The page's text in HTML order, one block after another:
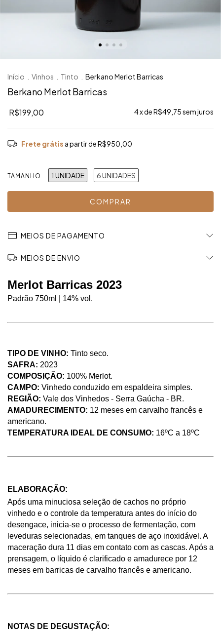
Início Vinhos Tinto Berkano Merlot Barricas
Berkano Merlot Barricas
R$199,00 4x deR$49,75sem juros
Frete grátis a partir deR$950,00
TAMANHO 1 UNIDADE 6 UNIDADES
MEIOS DE PAGAMENTO
MEIOS DE ENVIO
Merlot Barricas 2023
Padrão 750ml | 14% vol.
TIPO DE VINHO: Tinto seco.
SAFRA: 2023
COMPOSIÇÃO: 100% Merlot.
CAMPO: Vinhedo conduzido em espaldeira simples.
REGIÃO: Vale dos Vinhedos - Serra Gaúcha - BR.
AMADURECIMENTO: 12 meses em carvalho francês e
americano.
TEMPERATURA IDEAL DE CONSUMO: 16ºC a 18ºC
ELABORAÇÃO:
Após uma minuciosa seleção de cachos no próprio
vinhedo e o controle da temperatura antes do início do
desengace, inicia-se o processo de fermentação, com
leveduras selecionadas, em tanques de aço inoxidável. A
maceração dura 11 dias em contato com as cascas. Após a
prensagem, o líquido é clarificado e amadurece por 12
meses em barricas de carvalho francês e americano.
NOTAS DE DEGUSTAÇÃO: